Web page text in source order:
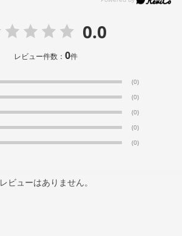
0.0
レビュー件数：0件
(0)
(0)
(0)
(0)
(0)
レビューはありません。